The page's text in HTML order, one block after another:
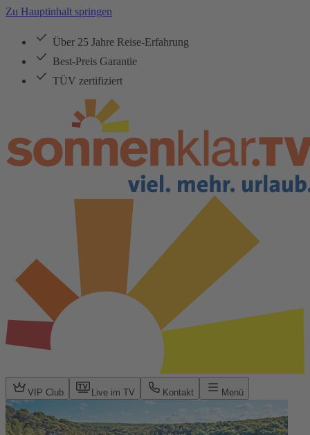
Zu Hauptinhalt springen
Über 25 Jahre Reise-Erfahrung
Best-Preis Garantie
TÜV zertifiziert
VIP Club Live im TV Kontakt Menü